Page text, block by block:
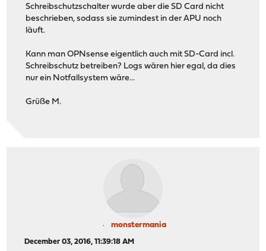
Schreibschutzschalter wurde aber die SD Card nicht
beschrieben, sodass sie zumindest in der APU noch
läuft.
Kann man OPNsense eigentlich auch mit SD-Card incl.
Schreibschutz betreiben? Logs wären hier egal, da dies
nur ein Notfallsystem wäre...
Grüße M.
monstermania
December 03, 2016, 11:39:18 AM